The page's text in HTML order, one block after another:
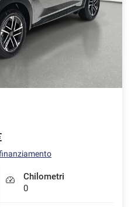
Chilometri
0